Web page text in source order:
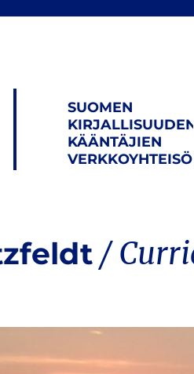
SUOMEN
KIRJALLISUUDEN
KÄÄNTÄJIEN
VERKKOYHTEISÖ